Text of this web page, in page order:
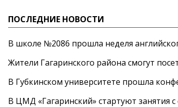
ПОСЛЕДНИЕ НОВОСТИ
В школе №2086 прошла неделя
Жители Гагаринского района смогут
В Губкинском университете прошла
В ЦМД «Гагаринский» стартуют занятия